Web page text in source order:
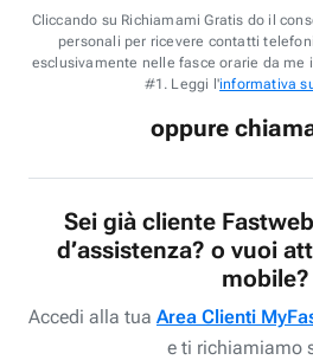
Cliccando su Richiamami Gratis do il
personali per ricevere contatti
esclusivamente nelle fasce orarie da me
#1. Leggi l'informativa
oppure
Sei già cliente
d’assistenza? o vuoi
mobile?
Accedi alla tua Area Clienti
e ti richiamiamo